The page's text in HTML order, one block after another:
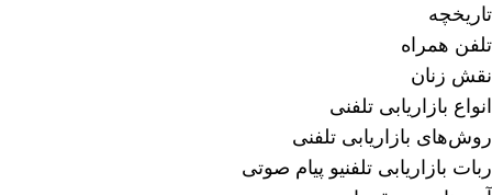
تاریخچه
تلفن همراه
نقش زنان
انواع بازاریابی تلفنی
روش‌های بازاریابی تلفنی
ربات بازاریابی تلفنیو پیام صوتی